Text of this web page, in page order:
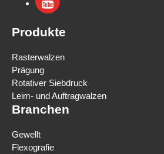
Produkte
Rasterwalzen
Prägung
Rotativer Siebdruck
Leim- und Auftragwalzen
Branchen
Gewellt
Flexografie